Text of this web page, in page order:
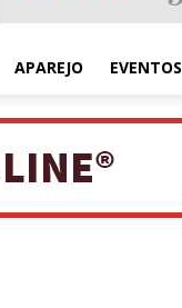
APAREJO EVENTOS